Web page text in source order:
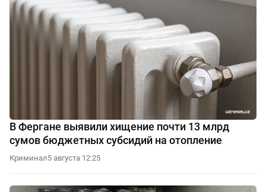
В Фергане выявили хищение почти 13 млрд
сумов бюджетных субсидий на отопление
Криминал5 августа 12:25